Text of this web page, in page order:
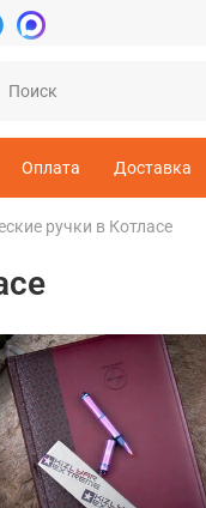
Оплата Доставка
ручки в Котласе